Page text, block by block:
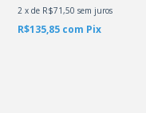
2 xde R$71,50 sem juros
R$135,85 com Pix